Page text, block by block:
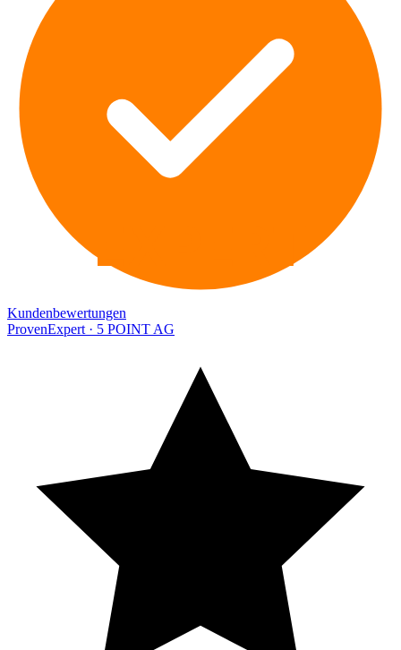
EXPERT
Kundenbewertungen
ProvenExpert · 5 POINT AG